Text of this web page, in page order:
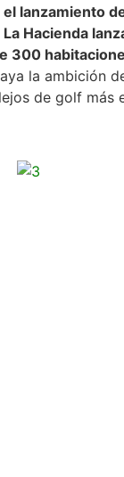
lanzamiento
La Hacienda
300
la ambición
de golf más